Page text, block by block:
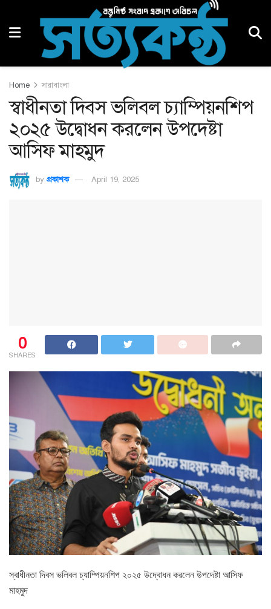
Home সারাবাংলা
স্বাধীনতা দিবস ভলিবল চ্যাম্পিয়নশিপ
২০২৫ উদ্বোধন করলেন উপদেষ্টা
আসিফ মাহমুদ
by প্রকাশক April 19, 2025
0
SHARES
স্বাধীনতা দিবস ভলিবল চ্যাম্পিয়নশিপ ২০২৫ উদ্বোধন করলেন উপদেষ্টা আসিফ
মাহমুদ